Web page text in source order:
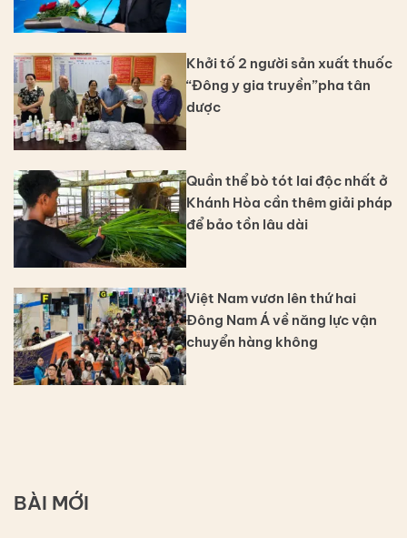
Khởi tố 2 người sản xuất thuốc
“Đông y gia truyền”pha tân
dược
Quần thể bò tót lai độc nhất ở
Khánh Hòa cần thêm giải pháp
để bảo tồn lâu dài
Việt Nam vươn lên thứ hai
Đông Nam Á về năng lực vận
chuyển hàng không
BÀI MỚI